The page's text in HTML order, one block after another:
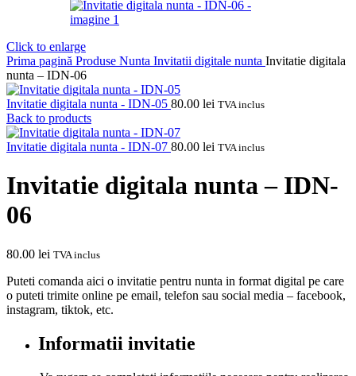
Click to enlarge
Prima pagină Produse Nunta Invitatii digitale nunta Invitatie digitala
nunta – IDN-06
Invitatie digitala nunta - IDN-05 80.00 lei TVA inclus
Back to products
Invitatie digitala nunta - IDN-07 80.00 lei TVA inclus
Invitatie digitala nunta – IDN-
06
80.00 lei TVA inclus
Puteti comanda aici o invitatie pentru nunta in format digital pe care
o puteti trimite online pe email, telefon sau social media – facebook,
instagram, tiktok, etc.
Informatii invitatie